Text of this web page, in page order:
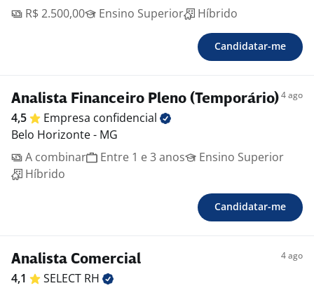
R$ 2.500,00
Ensino Superior Híbrido
Candidatar-me
Analista Financeiro Pleno (Temporário)4 ago
4,5 Empresa confidencial
Belo Horizonte - MG
A combinar
Entre 1 e 3 anos
Ensino Superior
Híbrido
Candidatar-me
Analista Comercial 4 ago
4,1 SELECT RH